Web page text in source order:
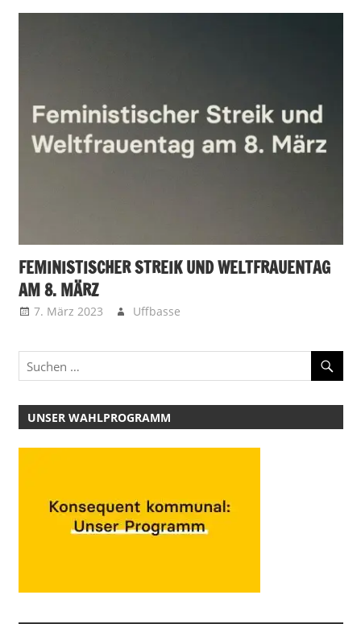
FEMINISTISCHER STREIK UND WELTFRAUENTAG
AM 8. MÄRZ
7. März 2023 Uffbasse
UNSER WAHLPROGRAMM